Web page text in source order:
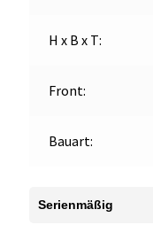
H x B x T:
Front:
Bauart:
Serienmäßig